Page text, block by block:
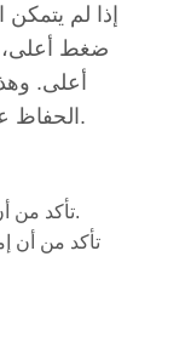
إذا لم
ضغط أعلى،
أعلى.
الحفاظ على ضغط مستقر تحت الحمل المتزايد.
تأكد من أن المحرك الجديد متوافق مع تصميم المنفاخ.
تأكد من أن